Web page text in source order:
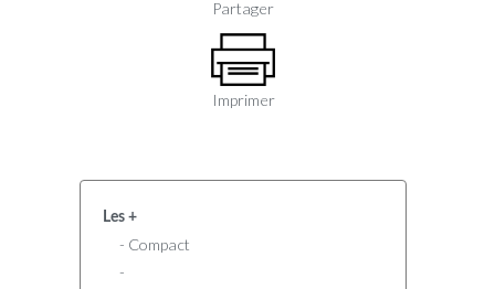
Partager
Imprimer
Les +
- Compact
-